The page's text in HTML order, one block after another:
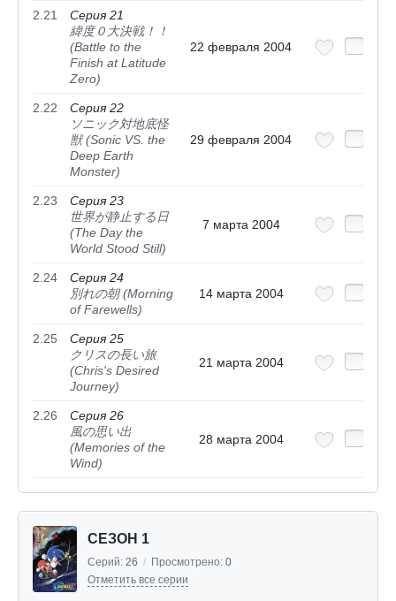
2.21
Серия 21
緯度０大決戦！！
(Battle to the
Finish at Latitude
Zero)
22 февраля 2004
2.22
Серия 22
ソニック対地底怪
獣 (Sonic VS. the
Deep Earth
Monster)
29 февраля 2004
2.23
Серия 23
世界が静止する日
(The Day the
World Stood Still)
7 марта 2004
2.24
Серия 24
別れの朝 (Morning
of Farewells)
14 марта 2004
2.25
Серия 25
クリスの長い旅
(Chris's Desired
Journey)
21 марта 2004
2.26
Серия 26
風の思い出
(Memories of the
Wind)
28 марта 2004
СЕЗОН 1
Серий: 26 / Просмотрено: 0
Отметить все серии